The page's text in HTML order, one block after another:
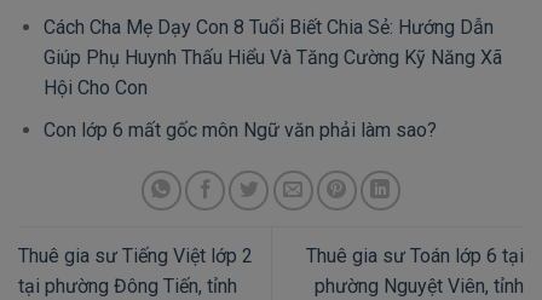
Cách Cha Mẹ Dạy Con 8 Tuổi Biết Chia Sẻ: Hướng Dẫn
Giúp Phụ Huynh Thấu Hiểu Và Tăng Cường Kỹ Năng Xã
Hội Cho Con
Con lớp 6 mất gốc môn Ngữ văn phải làm sao?
Thuê gia sư Tiếng Việt lớp 2
tại phường Đông Tiến, tỉnh
Thuê gia sư Toán lớp 6 tại
phường Nguyệt Viên, tỉnh